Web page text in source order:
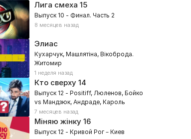
Лига смеха 15
Выпуск 10 - Финал. Часть 2
8 месяцев назад
Элиас
Кухарчук, Машлятіна, Вікоброда.
Житомир
1 неделя назад
Кто сверху14
Выпуск 12 - Positiff, Люленов, Бойко
vs Мандзюк, Андраде, Кароль
7 месяцев назад
Міняю жінку16
Выпуск 12 - Кривой Рог – Киев